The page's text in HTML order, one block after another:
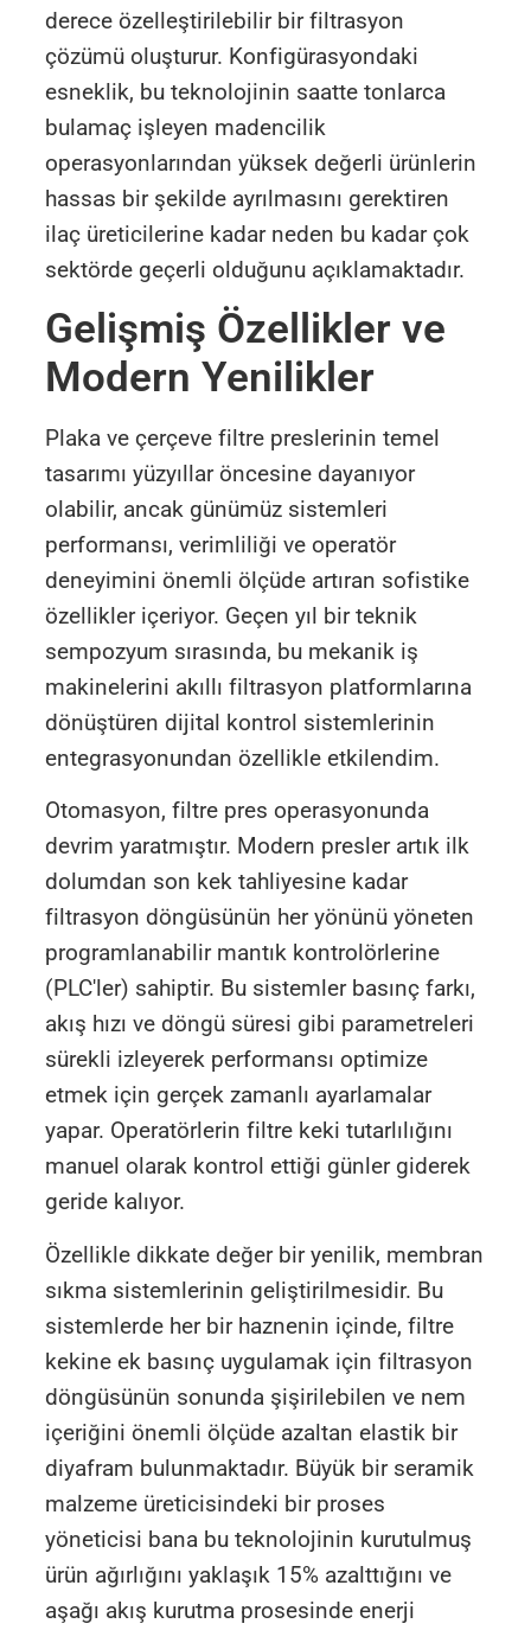
derece özelleştirilebilir bir filtrasyon
çözümü oluşturur. Konfigürasyondaki
esneklik, bu teknolojinin saatte tonlarca
bulamaç işleyen madencilik
operasyonlarından yüksek değerli ürünlerin
hassas bir şekilde ayrılmasını gerektiren
ilaç üreticilerine kadar neden bu kadar çok
sektörde geçerli olduğunu açıklamaktadır.
Gelişmiş Özellikler ve
Modern Yenilikler
Plaka ve çerçeve filtre preslerinin temel
tasarımı yüzyıllar öncesine dayanıyor
olabilir, ancak günümüz sistemleri
performansı, verimliliği ve operatör
deneyimini önemli ölçüde artıran sofistike
özellikler içeriyor. Geçen yıl bir teknik
sempozyum sırasında, bu mekanik iş
makinelerini akıllı filtrasyon platformlarına
dönüştüren dijital kontrol sistemlerinin
entegrasyonundan özellikle etkilendim.
Otomasyon, filtre pres operasyonunda
devrim yaratmıştır. Modern presler artık ilk
dolumdan son kek tahliyesine kadar
filtrasyon döngüsünün her yönünü yöneten
programlanabilir mantık kontrolörlerine
(PLC'ler) sahiptir. Bu sistemler basınç farkı,
akış hızı ve döngü süresi gibi parametreleri
sürekli izleyerek performansı optimize
etmek için gerçek zamanlı ayarlamalar
yapar. Operatörlerin filtre keki tutarlılığını
manuel olarak kontrol ettiği günler giderek
geride kalıyor.
Özellikle dikkate değer bir yenilik, membran
sıkma sistemlerinin geliştirilmesidir. Bu
sistemlerde her bir haznenin içinde, filtre
kekine ek basınç uygulamak için filtrasyon
döngüsünün sonunda şişirilebilen ve nem
içeriğini önemli ölçüde azaltan elastik bir
diyafram bulunmaktadır. Büyük bir seramik
malzeme üreticisindeki bir proses
yöneticisi bana bu teknolojinin kurutulmuş
ürün ağırlığını yaklaşık 15% azalttığını ve
aşağı akış kurutma prosesinde enerji